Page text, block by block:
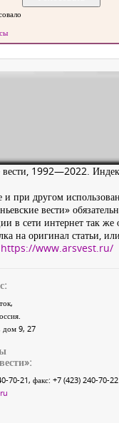
вести, 1992—2022.
и при другом
вести»
в сети интернет так же
на оригинал статьи,
https://www.arsvest.ru/
,
дом 9, 27
»:
70-21, факс: +7 (423) 240-70-22